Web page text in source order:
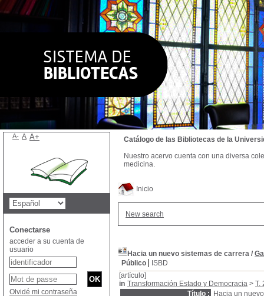
Inicio
New search
Hacia un nuevo sistemas de carrera /
Público
ISBD
[artículo]
in Transformación Estado y Democracia > T.
Título :
Hacia un
Catálogo de las Bibliotecas de la
Nuestro acervo cuenta con una diversa
medicina.
A- A A+
Conectarse
acceder a su cuenta de
usuario
Olvidé mi contraseña